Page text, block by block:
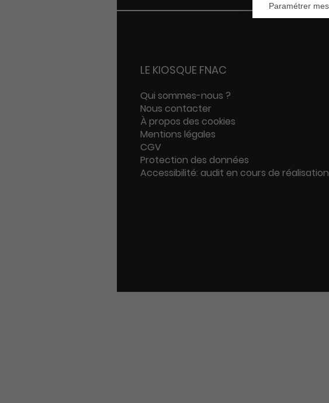
LE KIOSQUE FNAC
Qui sommes-nous ?
Nous contacter
À propos des cookies
Mentions légales
CGV
Protection des données
Accessibilité: audit en cours de réalisation